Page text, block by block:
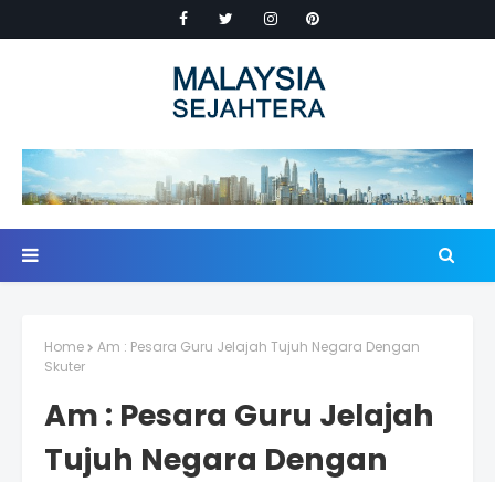
Home
Am : Pesara Guru Jelajah Tujuh Negara Dengan
Skuter
Am : Pesara Guru Jelajah
Tujuh Negara Dengan